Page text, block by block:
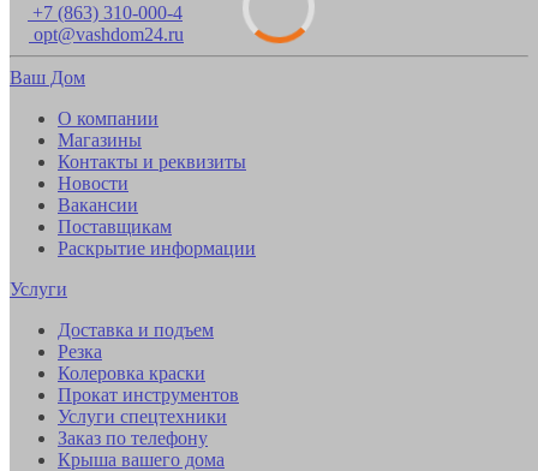
+7 (863) 310-000-4
opt@vashdom24.ru
Ваш Дом
О компании
Магазины
Контакты и реквизиты
Новости
Вакансии
Поставщикам
Раскрытие информации
Услуги
Доставка и подъем
Резка
Колеровка краски
Прокат инструментов
Услуги спецтехники
Заказ по телефону
Крыша вашего дома